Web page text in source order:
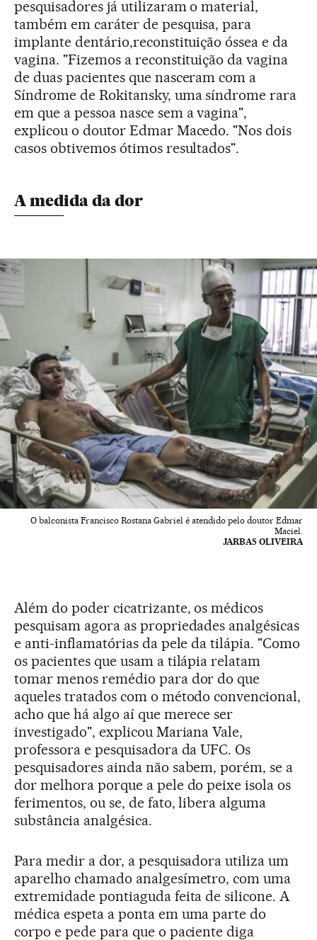
pesquisadores já utilizaram o material,
também em caráter de pesquisa, para
implante dentário,reconstituição óssea e da
vagina. "Fizemos a reconstituição da vagina
de duas pacientes que nasceram com a
Síndrome de Rokitansky, uma síndrome rara
em que a pessoa nasce sem a vagina",
explicou o doutor Edmar Macedo. "Nos dois
casos obtivemos ótimos resultados".
A medida da dor
O balconista Francisco Rostana Gabriel é atendido pelo doutor Edmar
Maciel.
JARBAS OLIVEIRA
Além do poder cicatrizante, os médicos
pesquisam agora as propriedades analgésicas
e anti-inflamatórias da pele da tilápia. "Como
os pacientes que usam a tilápia relatam
tomar menos remédio para dor do que
aqueles tratados com o método convencional,
acho que há algo aí que merece ser
investigado", explicou Mariana Vale,
professora e pesquisadora da UFC. Os
pesquisadores ainda não sabem, porém, se a
dor melhora porque a pele do peixe isola os
ferimentos, ou se, de fato, libera alguma
substância analgésica.
Para medir a dor, a pesquisadora utiliza um
aparelho chamado analgesímetro, com uma
extremidade pontiaguda feita de silicone. A
médica espeta a ponta em uma parte do
corpo e pede para que o paciente diga